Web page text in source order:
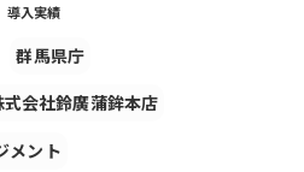
導入実績
群馬県庁
式会社鈴廣蒲鉾本店
メント